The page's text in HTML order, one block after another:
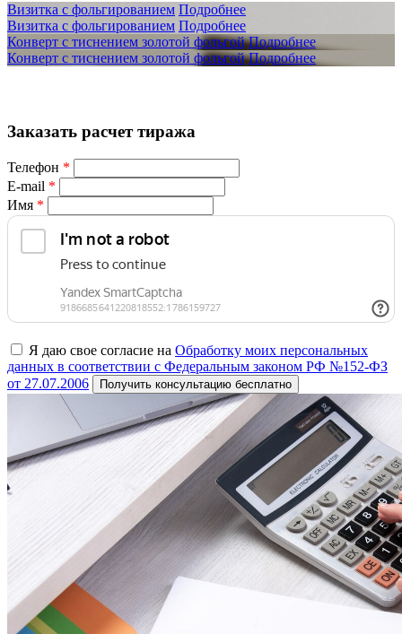
Визитка с фольгированием Подробнее
Визитка с фольгированием Подробнее
Конверт с тиснением золотой фольгой Подробнее
Конверт с тиснением золотой фольгой Подробнее
Заказать расчет тиража
Телефон *
E-mail *
Имя *
Я даю свое согласие на Обработку моих персональных
данных в соответствии с Федеральным законом РФ №152-ФЗ
от 27.07.2006
Получить консультацию бесплатно